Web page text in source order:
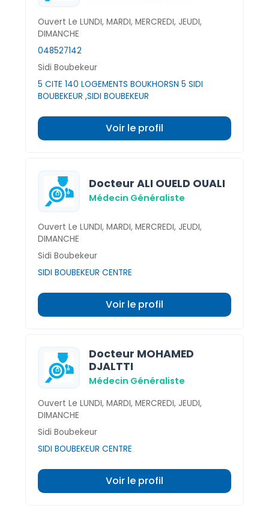
Ouvert Le LUNDI, MARDI, MERCREDI, JEUDI,
DIMANCHE
048527142
Sidi Boubekeur
5 CITE 140 LOGEMENTS BOUKHORSN 5 SIDI
BOUBEKEUR ,SIDI BOUBEKEUR
Voir le profil
Docteur ALI OUELD OUALI
Médecin Généraliste
Ouvert Le LUNDI, MARDI, MERCREDI, JEUDI,
DIMANCHE
Sidi Boubekeur
SIDI BOUBEKEUR CENTRE
Voir le profil
Docteur MOHAMED
DJALTTI
Médecin Généraliste
Ouvert Le LUNDI, MARDI, MERCREDI, JEUDI,
DIMANCHE
Sidi Boubekeur
SIDI BOUBEKEUR CENTRE
Voir le profil